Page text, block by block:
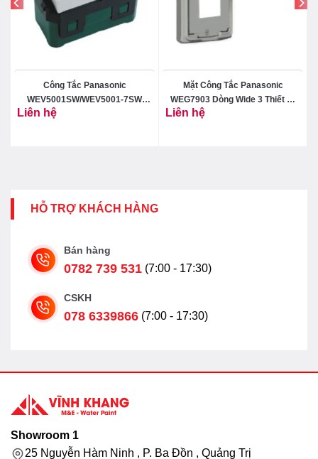
Công Tắc Panasonic
WEV5001SW/WEV5001-7SW
Dòng Wide 1 Chiều
Liên hệ
Mặt Công Tắc Panasonic
WEG7903 Dòng Wide 3 Thiết Bị
Liên hệ
HỖ TRỢ KHÁCH HÀNG
Bán hàng
0782 739 531 (7:00 - 17:30)
CSKH
078 6339866 (7:00 - 17:30)
Showroom 1
25 Nguyễn Hàm Ninh , P. Ba Đồn , Quảng Trị